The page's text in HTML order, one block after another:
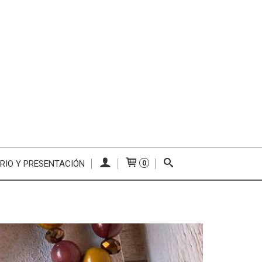
Y PRESENTACIÓN 0